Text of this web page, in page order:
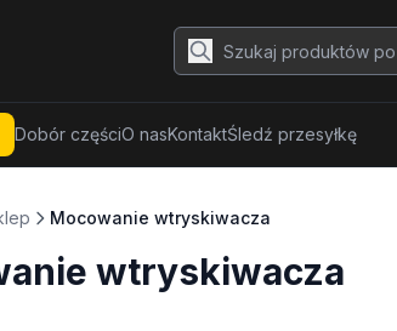
Dobór częściO nasKontaktŚledź przesyłkę
Mocowanie wtryskiwacza
wtryskiwacza